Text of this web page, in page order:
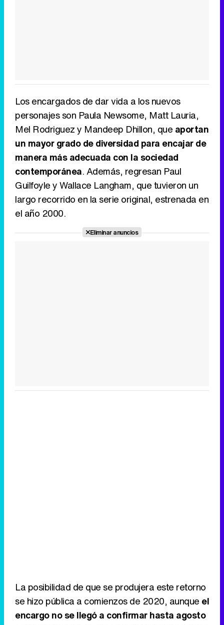
Los encargados de dar vida a los nuevos
personajes son Paula Newsome, Matt Lauria,
Mel Rodriguez y Mandeep Dhillon, que aportan
un mayor grado de diversidad para encajar de
manera más adecuada con la sociedad
contemporánea. Además, regresan Paul
Guilfoyle y Wallace Langham, que tuvieron un
largo recorrido en la serie original, estrenada en
el año 2000.
Eliminar anuncios
La posibilidad de que se produjera este retorno
se hizo pública a comienzos de 2020, aunque el
encargo no se llegó a confirmar hasta agosto